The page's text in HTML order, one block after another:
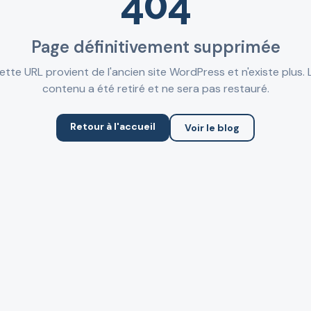
Page définitivement supprimée
URL provient de l'ancien site WordPress et n'existe plus.
contenu a été retiré et ne sera pas restauré.
Retour à l'accueil Voir le blog